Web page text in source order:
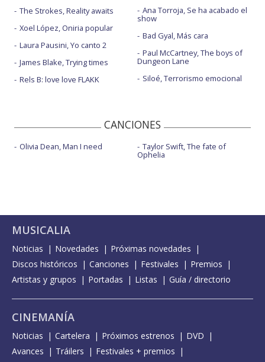
The Strokes, Reality awaits
Xoel López, Oniria popular
Laura Pausini, Yo canto 2
James Blake, Trying times
Rels B: love love FLAKK
Ana Torroja, Se ha acabado el
show
Bad Gyal, Más cara
Paul McCartney, The boys of
Dungeon Lane
Siloé, Terrorismo emocional
CANCIONES
Olivia Dean, Man I need Taylor Swift, The fate of
Ophelia
MUSICALIA
Noticias Novedades
Próximas novedades
Discos históricos
Canciones Festivales
Premios
Artistas y grupos
Portadas Listas Guía / directorio
CINEMANÍA
Noticias Cartelera Próximos estrenos
DVD
Avances
Tráilers
Festivales + premios